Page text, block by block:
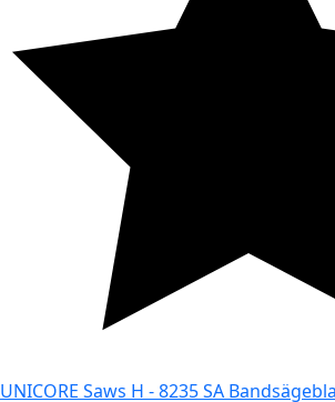
UNICORE Saws H - 8235 SA